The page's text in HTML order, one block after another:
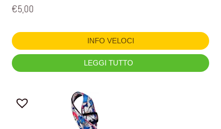
€5,00
INFO VELOCI
LEGGI TUTTO